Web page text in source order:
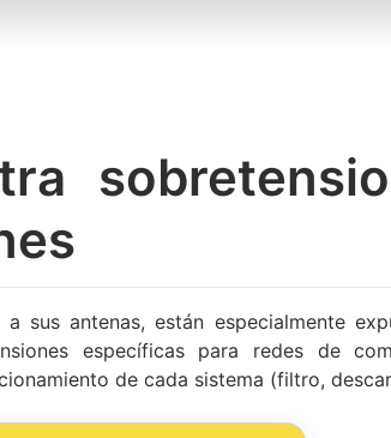
sus antenas, están especialmente
específicas para redes de
de cada sistema (filtro,